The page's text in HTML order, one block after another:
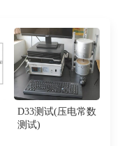
D33测试(压电常数
测试)